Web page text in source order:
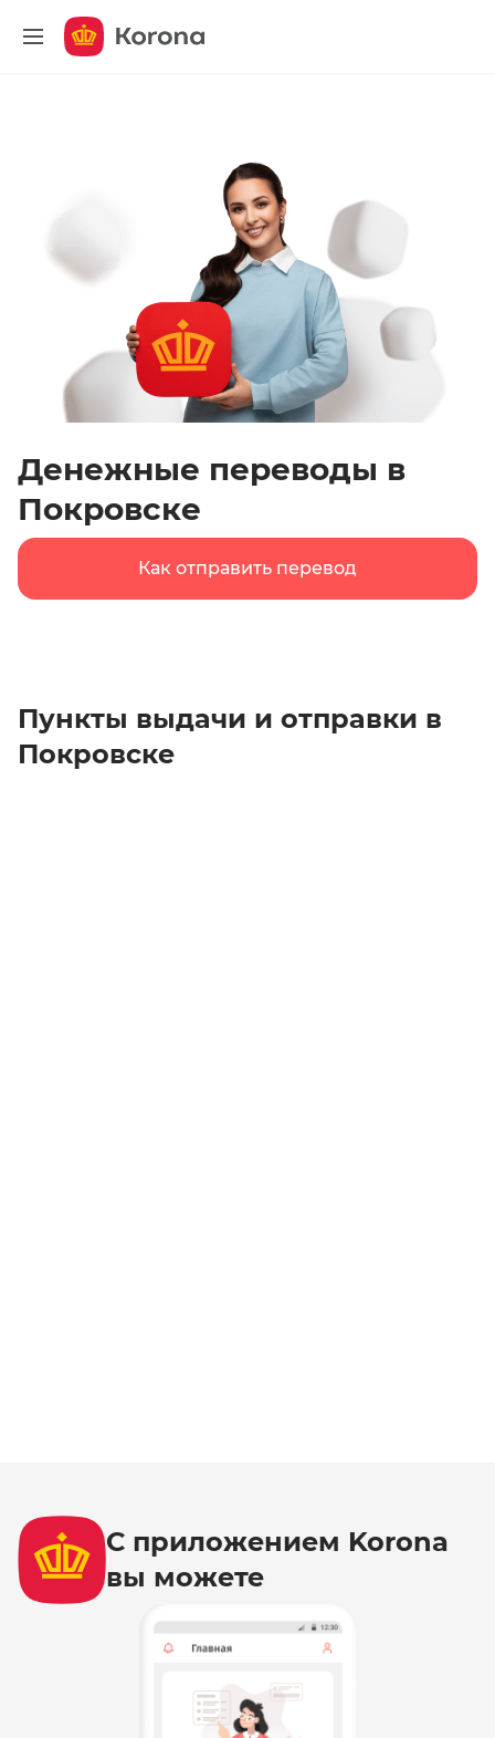
Денежные переводы в
Покровске
Как отправить перевод
Пункты выдачи и отправки в
Покровске
С приложением Korona
вы можете